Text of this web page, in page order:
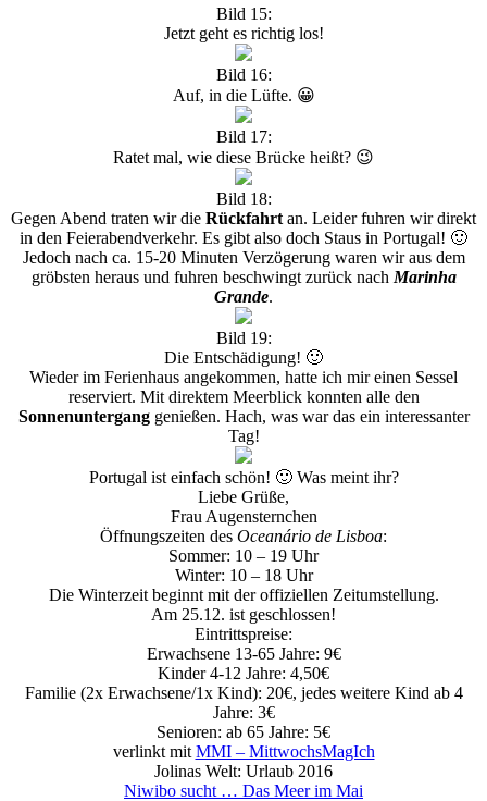
Bild 15:
Jetzt geht es richtig los!
Bild 16:
Auf, in die Lüfte. 😀
Bild 17:
Ratet mal, wie diese Brücke heißt? 😉
Bild 18:
Gegen Abend traten wir die Rückfahrt an. Leider fuhren wir direkt
in den Feierabendverkehr. Es gibt also doch Staus in Portugal! 🙂
Jedoch nach ca. 15-20 Minuten Verzögerung waren wir aus dem
gröbsten heraus und fuhren beschwingt zurück nach Marinha
Grande.
Bild 19:
Die Entschädigung! 🙂
Wieder im Ferienhaus angekommen, hatte ich mir einen Sessel
reserviert. Mit direktem Meerblick konnten alle den
Sonnenunterganggenießen. Hach, was war das ein interessanter
Tag!
Portugal ist einfach schön! 🙂 Was meint ihr?
Liebe Grüße,
Frau Augensternchen
Öffnungszeiten des Oceanário de Lisboa:
Sommer: 10 – 19 Uhr
Winter: 10 – 18 Uhr
Die Winterzeit beginnt mit der offiziellen Zeitumstellung.
Am 25.12. ist geschlossen!
Eintrittspreise:
Erwachsene 13-65 Jahre: 9€
Kinder 4-12 Jahre: 4,50€
Familie (2x Erwachsene/1x Kind): 20€, jedes weitere Kind ab 4
Jahre: 3€
Senioren: ab 65 Jahre: 5€
verlinkt mit MMI – MittwochsMagIch
Jolinas Welt: Urlaub 2016
Niwibo sucht … Das Meer im Mai